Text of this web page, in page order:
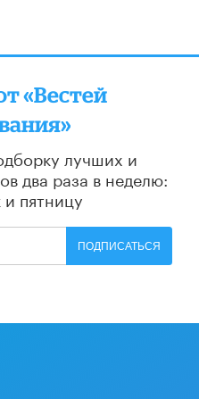
«Вестей
лучших и
два раза в неделю:
пятницу
ПОДПИСАТЬСЯ